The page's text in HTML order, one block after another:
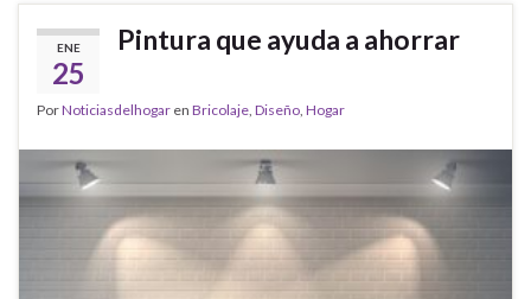
ENE
25
Pintura que ayuda a ahorrar
PorNoticiasdelhogar en Bricolaje, Diseño, Hogar